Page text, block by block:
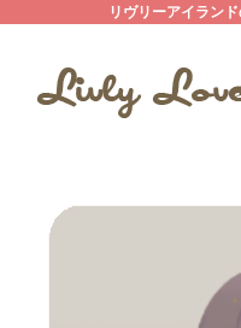
リヴリーアイラン